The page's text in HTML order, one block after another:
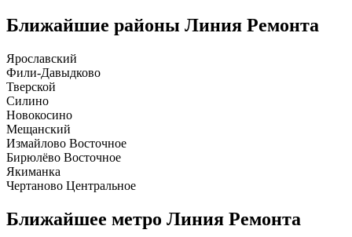
Ближайшие районы Линия Ремонта
Ярославский
Фили-Давыдково
Тверской
Силино
Новокосино
Мещанский
Измайлово Восточное
Бирюлёво Восточное
Якиманка
Чертаново Центральное
Ближайшее метро Линия Ремонта